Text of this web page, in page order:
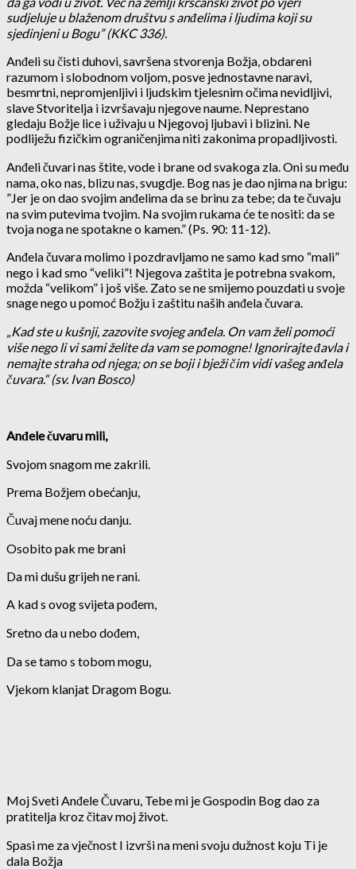
sudjeluje u blaženom društvu s anđelima i ljudima koji su
sjedinjeni u Bogu” (KKC 336).
Anđeli su čisti duhovi, savršena stvorenja Božja, obdareni
razumom i slobodnom voljom, posve jednostavne naravi,
besmrtni, nepromjenljivi i ljudskim tjelesnim očima nevidljivi,
slave Stvoritelja i izvršavaju njegove naume. Neprestano
gledaju Božje lice i uživaju u Njegovoj ljubavi i blizini. Ne
podliježu fizičkim ograničenjima niti zakonima propadljivosti.
Anđeli čuvari nas štite, vode i brane od svakoga zla. Oni su među
nama, oko nas, blizu nas, svugdje. Bog nas je dao njima na brigu:
”Jer je on dao svojim anđelima da se brinu za tebe; da te čuvaju
na svim putevima tvojim. Na svojim rukama će te nositi: da se
tvoja noga ne spotakne o kamen.” (Ps. 90: 11-12).
Anđela čuvara molimo i pozdravljamo ne samo kad smo “mali”
nego i kad smo “veliki”! Njegova zaštita je potrebna svakom,
možda “velikom” i još više. Zato se ne smijemo pouzdati u svoje
snage nego u pomoć Božju i zaštitu naših anđela čuvara.
„Kad ste u kušnji, zazovite svojeg anđela. On vam želi pomoći
više nego li vi sami želite da vam se pomogne! Ignorirajte đavla i
nemajte straha od njega; on se boji i bježi čim vidi vašeg anđela
čuvara.“ (sv. Ivan Bosco)
Anđele čuvaru mili,
Svojom snagom me zakrili.
Prema Božjem obećanju,
Čuvaj mene noću danju.
Osobito pak me brani
Da mi dušu grijeh ne rani.
A kad s ovog svijeta pođem,
Sretno da u nebo dođem,
Da se tamo s tobom mogu,
Vjekom klanjat Dragom Bogu.
Moj Sveti Anđele Čuvaru, Tebe mi je Gospodin Bog dao za
pratitelja kroz čitav moj život.
Spasi me za vječnost I izvrši na meni svoju dužnost koju Ti je
dala Božja